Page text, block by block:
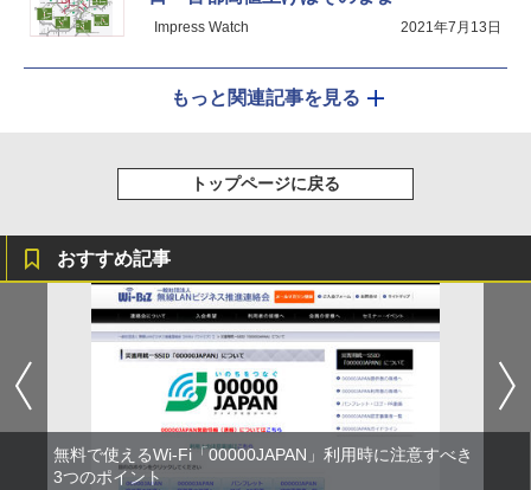
Impress Watch 2021年7月13日
もっと関連記事を見る
トップページに戻る
おすすめ記事
無料で使えるWi-Fi「00000JAPAN」利用時に注意すべき
3つのポイント